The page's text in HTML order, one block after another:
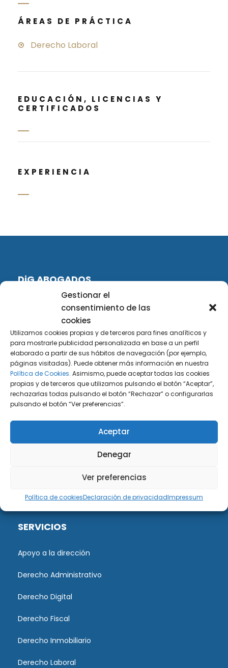
Gestionar el
consentimiento de las
cookies
Utilizamos cookies propias y de terceros para fines analíticos y
para mostrarle publicidad personalizada en base a un perfil
elaborado a partir de sus hábitos de navegación (por ejemplo,
páginas visitadas). Puede obtener más información en nuestra
Política de Cookies. Asimismo, puede aceptar todas las cookies
propias y de terceros que utilizamos pulsando el botón “Aceptar”,
rechazarlas todas pulsando el botón “Rechazar” o configurarlas
pulsando el botón “Ver preferencias”.
Aceptar
Denegar
Ver preferencias
Política de cookiesDeclaración de privacidadImpressum
ÁREAS DE PRÁCTICA
Derecho Laboral
EDUCACIÓN, LICENCIAS Y
CERTIFICADOS
EXPERIENCIA
DiG ABOGADOS
DiG Abogados es un despacho de abogados
multidisciplinar especializado en las materias de
fiscalidad y mercantil. Llevamos más de 50 años al
servicio de personas y empresas.
Web designed by:
Fusis Digital
SERVICIOS
Apoyo a la dirección
Derecho Administrativo
Derecho Digital
Derecho Fiscal
Derecho Inmobiliario
Derecho Laboral